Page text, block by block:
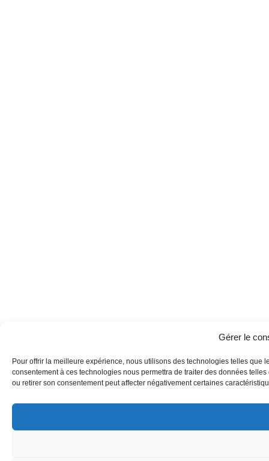
Gérer le
Pour offrir la meilleure expérience, nous utilisons des technologies telles
consentement à ces technologies nous permettra de traiter des données
ou retirer son consentement peut affecter négativement certaines